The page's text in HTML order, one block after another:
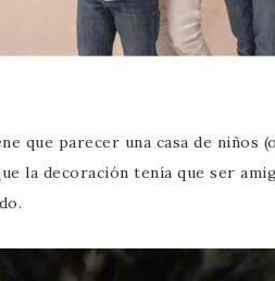
que parecer una casa de niños
la decoración tenía que ser